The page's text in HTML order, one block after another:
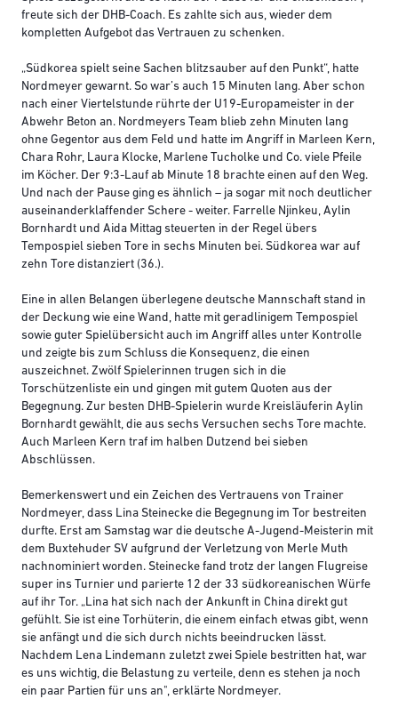
freute sich der DHB-Coach. Es zahlte sich aus, wieder dem
kompletten Aufgebot das Vertrauen zu schenken.
„Südkorea spielt seine Sachen blitzsauber auf den Punkt“, hatte
Nordmeyer gewarnt. So war’s auch 15 Minuten lang. Aber schon
nach einer Viertelstunde rührte der U19-Europameister in der
Abwehr Beton an. Nordmeyers Team blieb zehn Minuten lang
ohne Gegentor aus dem Feld und hatte im Angriff in Marleen Kern,
Chara Rohr, Laura Klocke, Marlene Tucholke und Co. viele Pfeile
im Köcher. Der 9:3-Lauf ab Minute 18 brachte einen auf den Weg.
Und nach der Pause ging es ähnlich – ja sogar mit noch deutlicher
auseinanderklaffender Schere - weiter. Farrelle Njinkeu, Aylin
Bornhardt und Aida Mittag steuerten in der Regel übers
Tempospiel sieben Tore in sechs Minuten bei. Südkorea war auf
zehn Tore distanziert (36.).
Eine in allen Belangen überlegene deutsche Mannschaft stand in
der Deckung wie eine Wand, hatte mit geradlinigem Tempospiel
sowie guter Spielübersicht auch im Angriff alles unter Kontrolle
und zeigte bis zum Schluss die Konsequenz, die einen
auszeichnet. Zwölf Spielerinnen trugen sich in die
Torschützenliste ein und gingen mit gutem Quoten aus der
Begegnung. Zur besten DHB-Spielerin wurde Kreisläuferin Aylin
Bornhardt gewählt, die aus sechs Versuchen sechs Tore machte.
Auch Marleen Kern traf im halben Dutzend bei sieben
Abschlüssen.
Bemerkenswert und ein Zeichen des Vertrauens von Trainer
Nordmeyer, dass Lina Steinecke die Begegnung im Tor bestreiten
durfte. Erst am Samstag war die deutsche A-Jugend-Meisterin mit
dem Buxtehuder SV aufgrund der Verletzung von Merle Muth
nachnominiert worden. Steinecke fand trotz der langen Flugreise
super ins Turnier und parierte 12 der 33 südkoreanischen Würfe
auf ihr Tor. „Lina hat sich nach der Ankunft in China direkt gut
gefühlt. Sie ist eine Torhüterin, die einem einfach etwas gibt, wenn
sie anfängt und die sich durch nichts beeindrucken lässt.
Nachdem Lena Lindemann zuletzt zwei Spiele bestritten hat, war
es uns wichtig, die Belastung zu verteile, denn es stehen ja noch
ein paar Partien für uns an", erklärte Nordmeyer.